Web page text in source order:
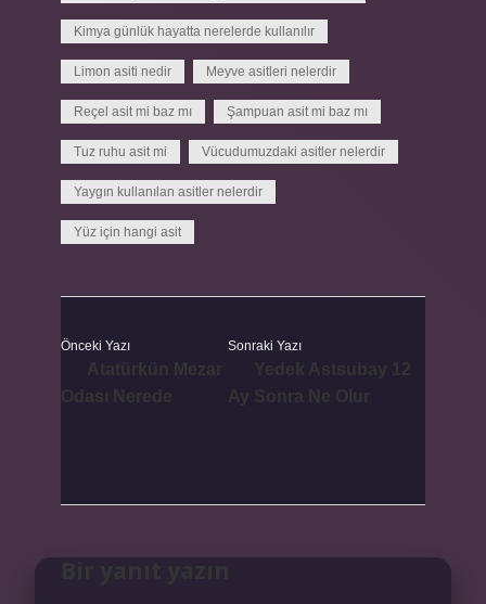
Kimya günlük hayatta nerelerde kullanılır
Limon asiti nedir Meyve asitleri nelerdir
Reçel asit mi baz mı Şampuan asit mi baz mı
Tuz ruhu asit mi Vücudumuzdaki asitler nelerdir
Yaygın kullanılan asitler nelerdir
Yüz için hangi asit
Önceki Yazı Sonraki Yazı